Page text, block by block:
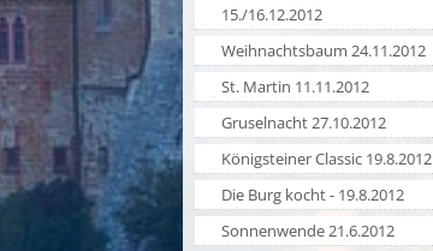
15./16.12.2012
Weihnachtsbaum 24.11.2012
St. Martin 11.11.2012
Gruselnacht 27.10.2012
Königsteiner Classic 19.8.2012
Die Burg kocht - 19.8.2012
Sonnenwende 21.6.2012